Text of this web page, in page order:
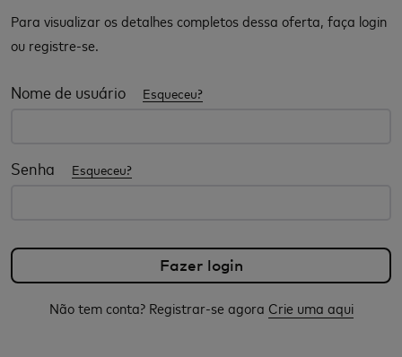
Para visualizar os detalhes completos dessa oferta, faça login
ou registre-se.
Nome de usuário Esqueceu?
Senha Esqueceu?
Não tem conta? Registrar-se agora Crie uma aqui